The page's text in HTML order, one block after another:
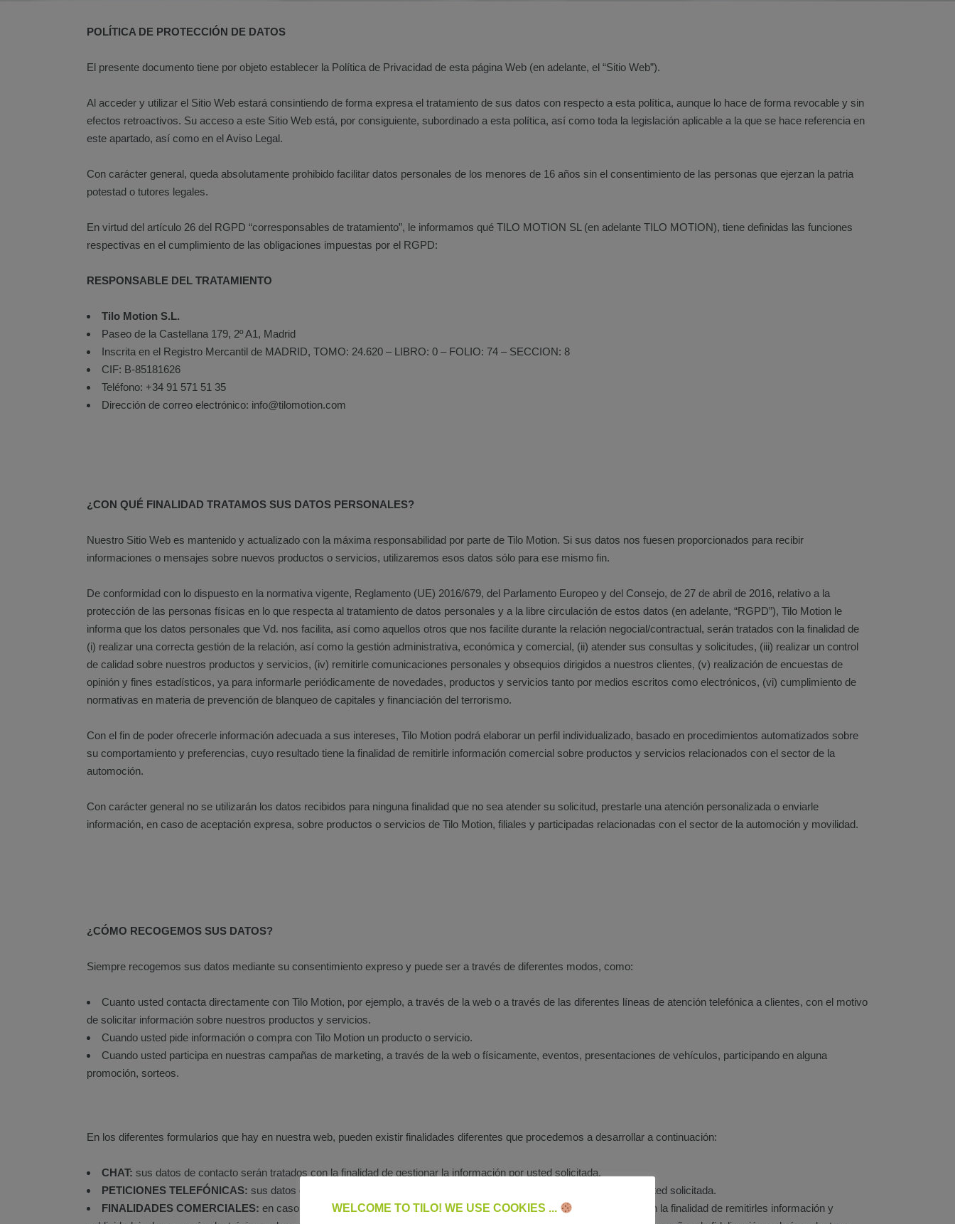
POLÍTICA DE PROTECCIÓN DE DATOS
El presente documento tiene por objeto establecer la Política de Privacidad de esta página Web (en adelante, el “Sitio Web”).
Al acceder y utilizar el Sitio Web estará consintiendo de forma expresa el tratamiento de sus datos con respecto a esta política, aunque lo hace de forma revocable y sin
efectos retroactivos. Su acceso a este Sitio Web está, por consiguiente, subordinado a esta política, así como toda la legislación aplicable a la que se hace referencia en
este apartado, así como en el Aviso Legal.
Con carácter general, queda absolutamente prohibido facilitar datos personales de los menores de 16 años sin el consentimiento de las personas que ejerzan la patria
potestad o tutores legales.
En virtud del artículo 26 del RGPD “corresponsables de tratamiento”, le informamos qué TILO MOTION SL (en adelante TILO MOTION), tiene definidas las funciones
respectivas en el cumplimiento de las obligaciones impuestas por el RGPD:
RESPONSABLE DEL TRATAMIENTO
Tilo Motion S.L.
Paseo de la Castellana 179, 2º A1, Madrid
Inscrita en el Registro Mercantil de MADRID, TOMO: 24.620 – LIBRO: 0 – FOLIO: 74 – SECCION: 8
CIF: B-85181626
Teléfono: +34 91 571 51 35
Dirección de correo electrónico: info@tilomotion.com
¿CON QUÉ FINALIDAD TRATAMOS SUS DATOS PERSONALES?
Nuestro Sitio Web es mantenido y actualizado con la máxima responsabilidad por parte de Tilo Motion. Si sus datos nos fuesen proporcionados para recibir
informaciones o mensajes sobre nuevos productos o servicios, utilizaremos esos datos sólo para ese mismo fin.
De conformidad con lo dispuesto en la normativa vigente, Reglamento (UE) 2016/679, del Parlamento Europeo y del Consejo, de 27 de abril de 2016, relativo a la
protección de las personas físicas en lo que respecta al tratamiento de datos personales y a la libre circulación de estos datos (en adelante, “RGPD”), Tilo Motion le
informa que los datos personales que Vd. nos facilita, así como aquellos otros que nos facilite durante la relación negocial/contractual, serán tratados con la finalidad de
(i) realizar una correcta gestión de la relación, así como la gestión administrativa, económica y comercial, (ii) atender sus consultas y solicitudes, (iii) realizar un control
de calidad sobre nuestros productos y servicios, (iv) remitirle comunicaciones personales y obsequios dirigidos a nuestros clientes, (v) realización de encuestas de
opinión y fines estadísticos, ya para informarle periódicamente de novedades, productos y servicios tanto por medios escritos como electrónicos, (vi) cumplimiento de
normativas en materia de prevención de blanqueo de capitales y financiación del terrorismo.
Con el fin de poder ofrecerle información adecuada a sus intereses, Tilo Motion podrá elaborar un perfil individualizado, basado en procedimientos automatizados sobre
su comportamiento y preferencias, cuyo resultado tiene la finalidad de remitirle información comercial sobre productos y servicios relacionados con el sector de la
automoción.
Con carácter general no se utilizarán los datos recibidos para ninguna finalidad que no sea atender su solicitud, prestarle una atención personalizada o enviarle
información, en caso de aceptación expresa, sobre productos o servicios de Tilo Motion, filiales y participadas relacionadas con el sector de la automoción y movilidad.
¿CÓMO RECOGEMOS SUS DATOS?
Siempre recogemos sus datos mediante su consentimiento expreso y puede ser a través de diferentes modos, como:
Cuanto usted contacta directamente con Tilo Motion, por ejemplo, a través de la web o a través de las diferentes líneas de atención telefónica a clientes, con el motivo
de solicitar información sobre nuestros productos y servicios.
Cuando usted pide información o compra con Tilo Motion un producto o servicio.
Cuando usted participa en nuestras campañas de marketing, a través de la web o físicamente, eventos, presentaciones de vehículos, participando en alguna
promoción, sorteos.
En los diferentes formularios que hay en nuestra web, pueden existir finalidades diferentes que procedemos a desarrollar a continuación:
CHAT: sus datos de contacto serán tratados con la finalidad de gestionar la información por usted solicitada.
PETICIONES TELEFÓNICAS: sus datos de contacto serán tratados con la finalidad de gestionar la información por usted solicitada.
FINALIDADES COMERCIALES: en caso de que usted de forma expresa nos lo autorice, sus datos serán tratados con la finalidad de remitirles información y
WELCOME TO TILO! WE USE COOKIES ...